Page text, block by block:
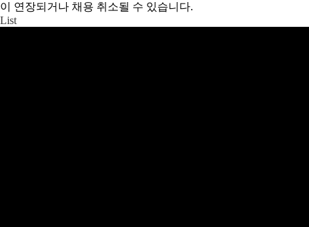
이 연장되거나 채용 취소될 수 있습니다.
List